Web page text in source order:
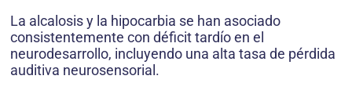
La alcalosis y la hipocarbia se han asociado
consistentemente con déficit tardío en el
neurodesarrollo, incluyendo una alta tasa de pérdida
auditiva neurosensorial.